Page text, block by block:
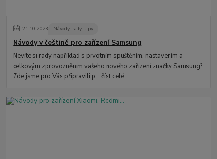
21.10.2023 Návody, rady, tipy
Návody v češtině pro zařízení Samsung
Nevíte si rady například s prvotním spuštěním, nastavením a
celkovým zprovozněním vašeho nového zařízení značky Samsung?
Zde jsme pro Vás připravili p...číst celé